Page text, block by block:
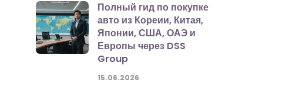
Полный гид по покупке
авто из Кореии, Китая,
Японии, США, ОАЭ и
Европы через DSS
Group
15.06.2026